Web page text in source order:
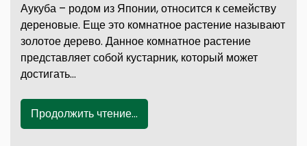
Аукуба – родом из Японии, относится к семейству
дереновые. Еще это комнатное растение называют
золотое дерево. Данное комнатное растение
представляет собой кустарник, который может
достигать…
Продолжить чтение...